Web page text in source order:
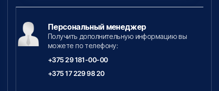
Персональный менеджер
Получить дополнительную информацию вы
можете по телефону:
+375 29 181-00-00
+375 17 229 98 20